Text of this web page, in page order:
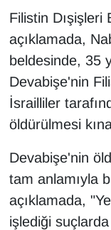
Filistin Dışişleri
açıklamada,
beldesinde, 35
Devabişe'nin
İsrailliler
öldürülmesi
Devabişe'nin
tam anlamıyla
açıklamada,
işlediği